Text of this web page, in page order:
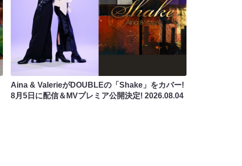
Aina & ValerieがDOUBLEの「Shake」をカバー!
8月5日に配信＆MVプレミア公開決定! 2026.08.04